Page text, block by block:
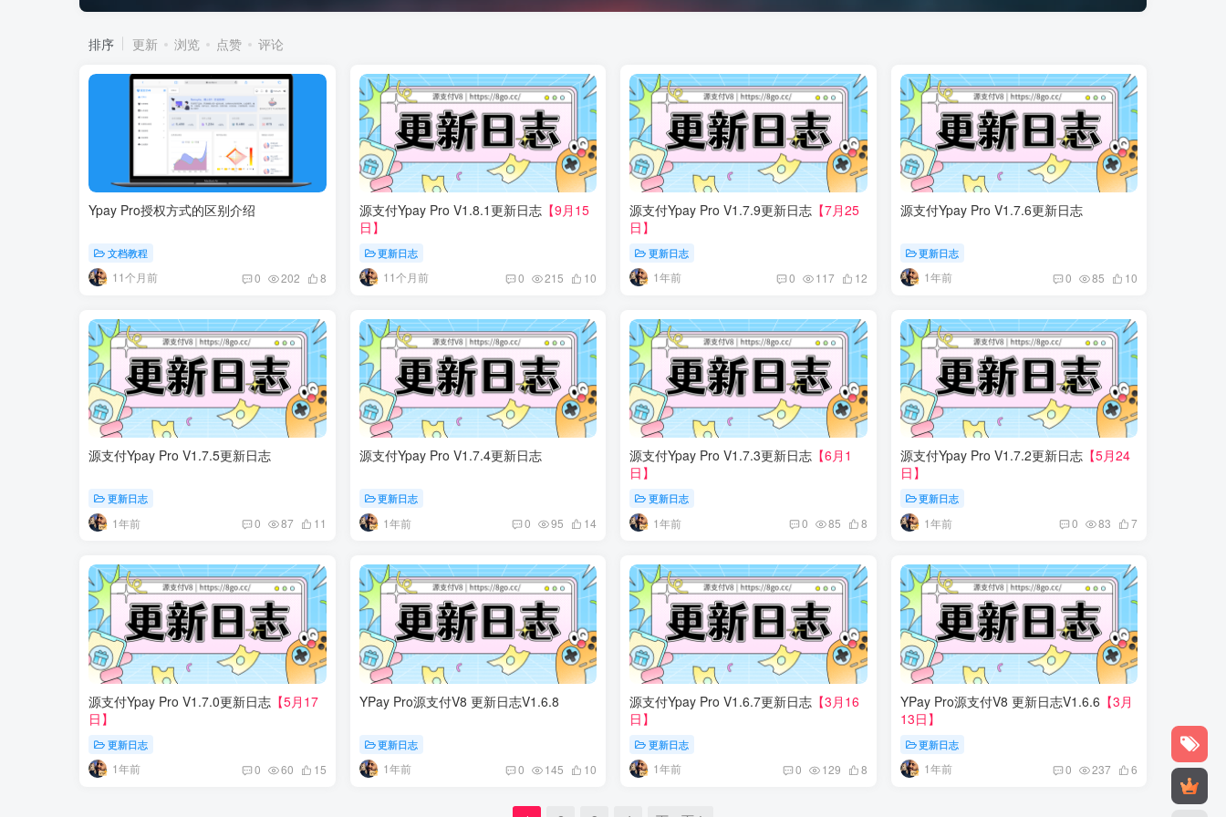
排序 更新 浏览 点赞 评论
Ypay Pro授权方式的区别介绍
文档教程
11个月前 0 202 8
源支付Ypay Pro V1.8.1更新日志【9月15
日】
更新日志
11个月前 0 215 10
源支付Ypay Pro V1.7.9更新日志 【7月25
日】
更新日志
1年前 0 117 12
源支付Ypay Pro V1.7.6更新日志
更新日志
1年前 0 85 10
源支付Ypay Pro V1.7.5更新日志
更新日志
1年前 0 87 11
源支付Ypay Pro V1.7.4更新日志
更新日志
1年前 0 95 14
源支付Ypay Pro V1.7.3更新日志 【6月1
日】
更新日志
1年前 0 85 8
源支付Ypay Pro V1.7.2更新日志【5月24
日】
更新日志
1年前 0 83 7
源支付Ypay Pro V1.7.0更新日志 【5月17
日】
更新日志
1年前 0 60 15
YPay Pro源支付V8 更新日志V1.6.8
更新日志
1年前 0 145 10
源支付Ypay Pro V1.6.7更新日志 【3月16
日】
更新日志
1年前 0 129 8
YPay Pro源支付V8 更新日志V1.6.6 【3月
13日】
更新日志
1年前 0 237 6